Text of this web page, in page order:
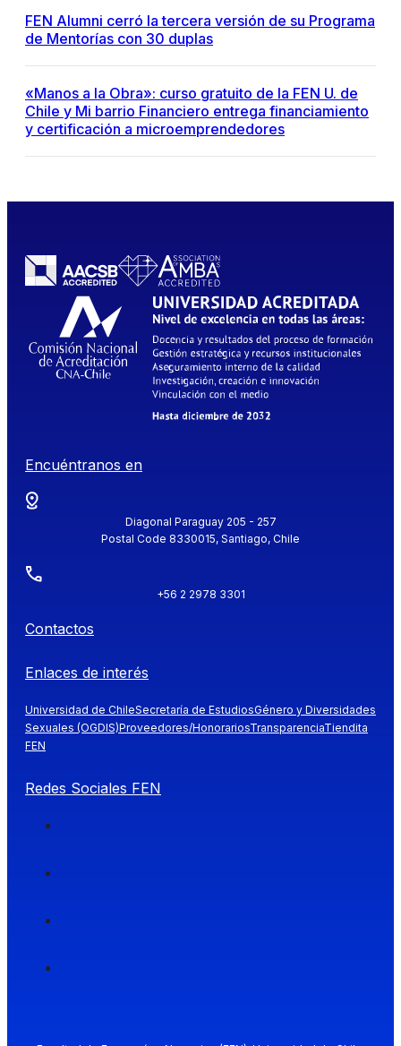
FEN Alumni cerró la tercera versión de su Programa
de Mentorías con 30 duplas
«Manos a la Obra»: curso gratuito de la FEN U. de
Chile y Mi barrio Financiero entrega financiamiento
y certificación a microemprendedores
Encuéntranos en
Diagonal Paraguay 205 - 257
Postal Code 8330015, Santiago, Chile
+56 2 2978 3301
Contactos
Enlaces de interés
Universidad de ChileSecretaría de EstudiosGénero y Diversidades
Sexuales (OGDIS)Proveedores/HonorariosTransparenciaTiendita
FEN
Redes Sociales FEN